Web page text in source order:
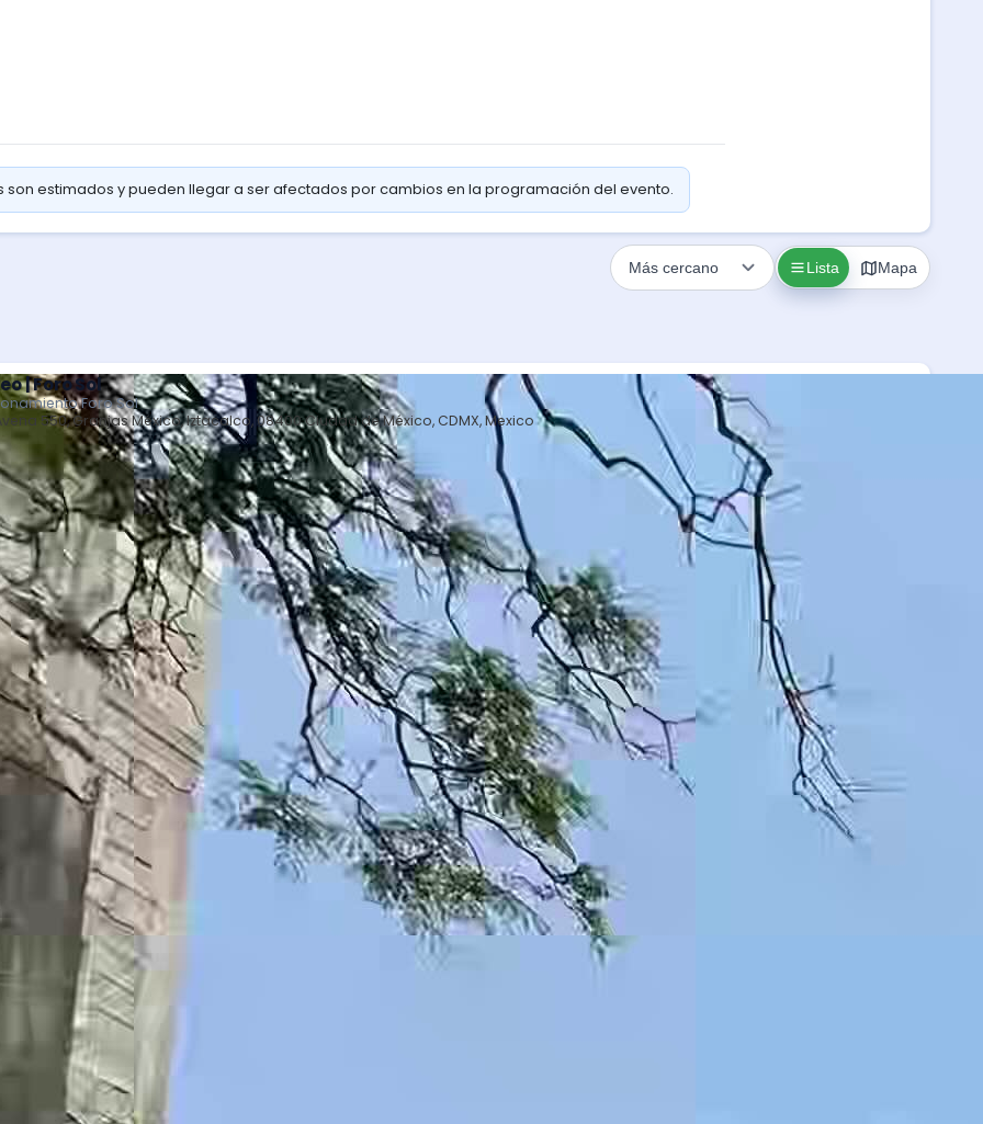
son estimados y pueden llegar a ser afectados por cambios en la programación del evento.
Lista Mapa
| Foro Sol
Foro Sol
550, Granjas México, Iztacalco, 08400 Ciudad de México, CDMX, Mexico